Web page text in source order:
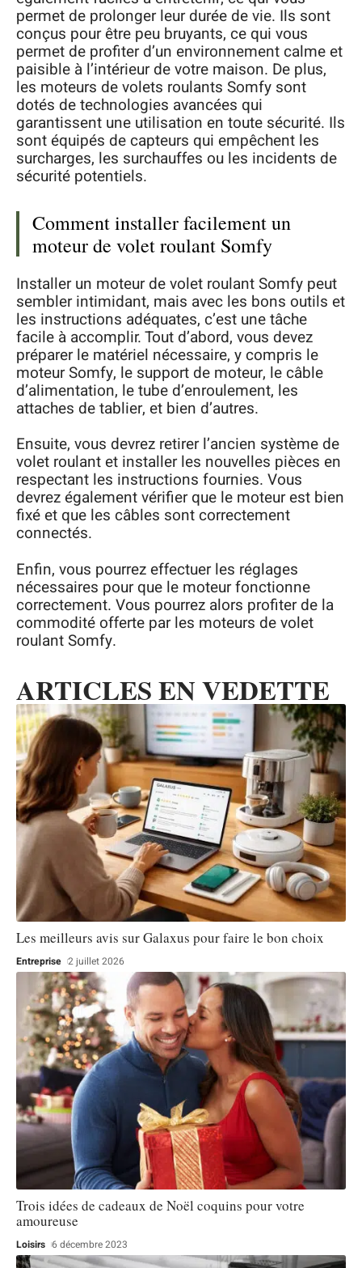
permet de prolonger leur durée de vie. Ils sont
conçus pour être peu bruyants, ce qui vous
permet de profiter d’un environnement calme et
paisible à l’intérieur de votre maison. De plus,
les moteurs de volets roulants Somfy sont
dotés de technologies avancées qui
garantissent une utilisation en toute sécurité. Ils
sont équipés de capteurs qui empêchent les
surcharges, les surchauffes ou les incidents de
sécurité potentiels.
Comment installer facilement un
moteur de volet roulant Somfy
Installer un moteur de volet roulant Somfy peut
sembler intimidant, mais avec les bons outils et
les instructions adéquates, c’est une tâche
facile à accomplir. Tout d’abord, vous devez
préparer le matériel nécessaire, y compris le
moteur Somfy, le support de moteur, le câble
d’alimentation, le tube d’enroulement, les
attaches de tablier, et bien d’autres.
Ensuite, vous devrez retirer l’ancien système de
volet roulant et installer les nouvelles pièces en
respectant les instructions fournies. Vous
devrez également vérifier que le moteur est bien
fixé et que les câbles sont correctement
connectés.
Enfin, vous pourrez effectuer les réglages
nécessaires pour que le moteur fonctionne
correctement. Vous pourrez alors profiter de la
commodité offerte par les moteurs de volet
roulant Somfy.
ARTICLES EN VEDETTE
Les meilleurs avis sur Galaxus pour faire le bon choix
Entreprise 2 juillet 2026
Trois idées de cadeaux de Noël coquins pour votre
amoureuse
Loisirs 6 décembre 2023